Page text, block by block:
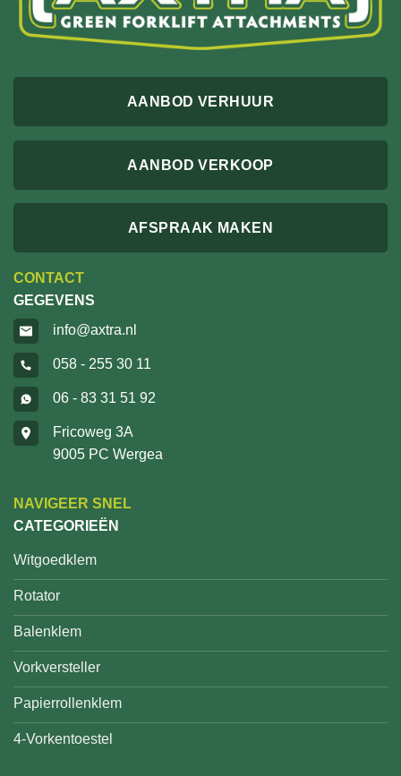
AANBOD VERHUUR
AANBOD VERKOOP
AFSPRAAK MAKEN
CONTACT
GEGEVENS
info@axtra.nl
058 - 255 30 11
06 - 83 31 51 92
Fricoweg 3A
9005 PC Wergea
NAVIGEER SNEL
CATEGORIEËN
Witgoedklem
Rotator
Balenklem
Vorkversteller
Papierrollenklem
4-Vorkentoestel